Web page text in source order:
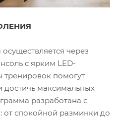
через
с ярким LED-
помогут
достичь максимальных
разработана с
от спокойной разминки до